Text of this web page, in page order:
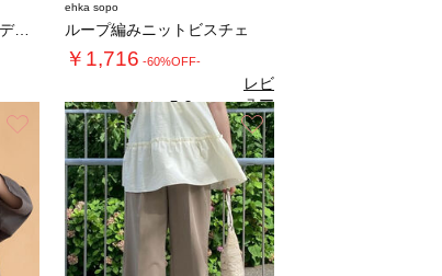
チュールレイヤードカーディガン
ehka sopo
ループ編みニットビスチェ
￥1,716 -60%OFF-
5.0（2）
レビ
ュー
を見
る
お気に入り お気に入り